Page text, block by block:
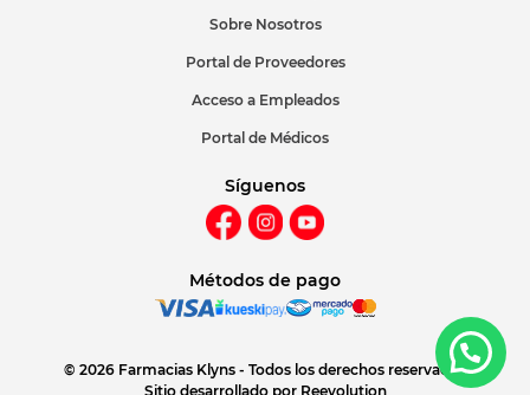
Sobre Nosotros
Portal de Proveedores
Acceso a Empleados
Portal de Médicos
Síguenos
Métodos de pago
© 2026 Farmacias Klyns - Todos los derechos reservados
Sitio desarrollado por Reevolution